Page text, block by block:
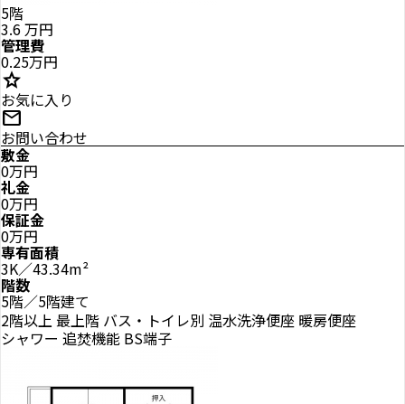
5階
3.6万円
管理費
0.25万円
star
お気に入り
mail
お問い合わせ
敷金
0万円
礼金
0万円
保証金
0万円
専有面積
3K／43.34m²
階数
5階／5階建て
2階以上 最上階 バス・トイレ別 温水洗浄便座 暖房便座
シャワー 追焚機能 BS端子